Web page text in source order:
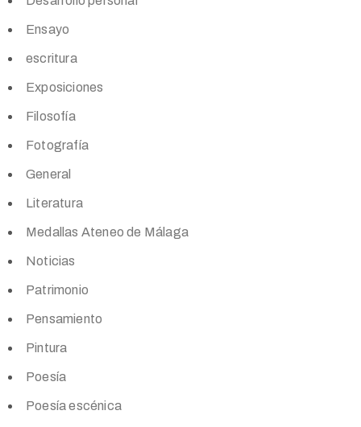
Ensayo
escritura
Exposiciones
Filosofía
Fotografía
General
Literatura
Medallas Ateneo de Málaga
Noticias
Patrimonio
Pensamiento
Pintura
Poesía
Poesía escénica